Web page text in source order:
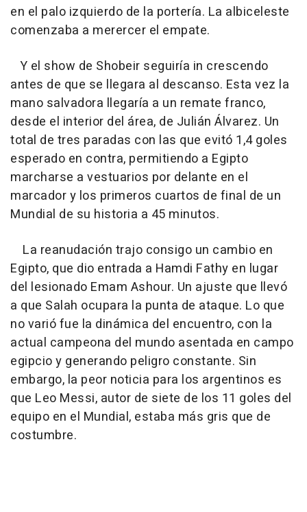
en el palo izquierdo de la portería. La albiceleste
comenzaba a merercer el empate.
Y el show de Shobeir seguiría in crescendo
antes de que se llegara al descanso. Esta vez la
mano salvadora llegaría a un remate franco,
desde el interior del área, de Julián Álvarez. Un
total de tres paradas con las que evitó 1,4 goles
esperado en contra, permitiendo a Egipto
marcharse a vestuarios por delante en el
marcador y los primeros cuartos de final de un
Mundial de su historia a 45 minutos.
La reanudación trajo consigo un cambio en
Egipto, que dio entrada a Hamdi Fathy en lugar
del lesionado Emam Ashour. Un ajuste que llevó
a que Salah ocupara la punta de ataque. Lo que
no varió fue la dinámica del encuentro, con la
actual campeona del mundo asentada en campo
egipcio y generando peligro constante. Sin
embargo, la peor noticia para los argentinos es
que Leo Messi, autor de siete de los 11 goles del
equipo en el Mundial, estaba más gris que de
costumbre.